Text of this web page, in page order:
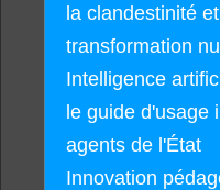
la clandestinité
transformation
Intelligence
le guide d'usage
agents de l'État
Innovation